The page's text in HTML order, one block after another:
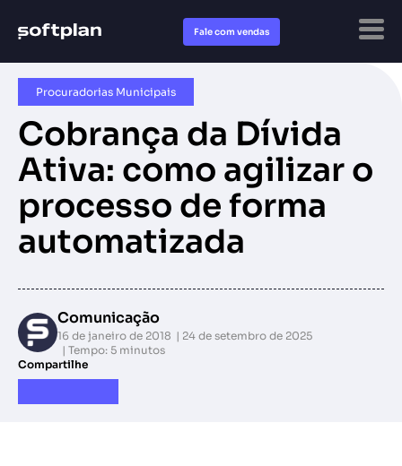
Fale com vendas
Procuradorias Municipais
Cobrança da Dívida
Ativa: como agilizar o
processo de forma
automatizada
Comunicação
16 de janeiro de 2018
24 de setembro de 2025
Tempo: 5 minutos
Compartilhe